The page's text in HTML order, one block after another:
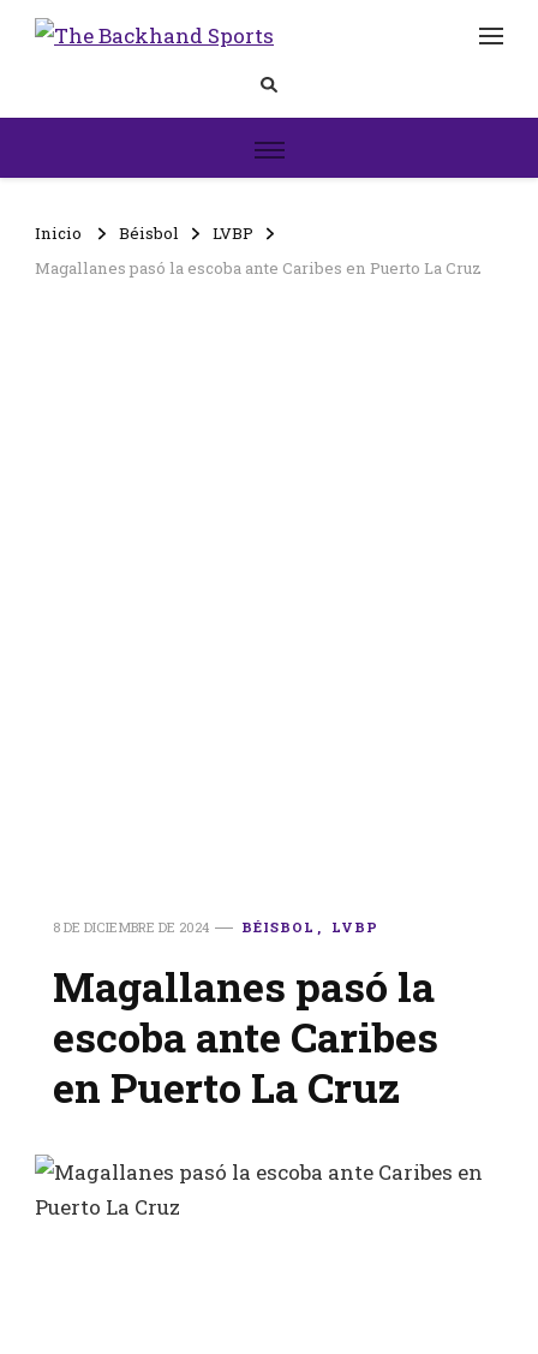
Backhand
Inicio Béisbol
LVBP
Magallanes pasó la escoba ante Caribes en Puerto La Cruz
8 DE DICIEMBRE DE 2024 BÉISBOL LVBP
Magallanes pasó la
escoba ante Caribes
en Puerto La Cruz